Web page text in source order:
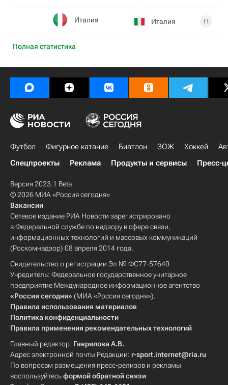
Полная статистика
Италия Италия 11
Футбол Фигурное катание Биатлон ЗОЖ Хоккей
Спецпроекты
Реклама Продукты и сервисы Пресс-
Версия 2023.1 Beta
© 2026 МИА «Россия сегодня»
Вакансии
Сетевое издание РИА Новости зарегистрировано
в Федеральной службе по надзору в сфере связи,
информационных технологий и массовых коммуникаций
(Роскомнадзор) 08 апреля 2014 года.
Свидетельство о регистрации Эл № ФС77-57640
Учредитель: Федеральное государственное унитарное
предприятие Международное информационное агентство
«Россия сегодня» (МИА «Россия сегодня»).
Правила использования материалов
Политика конфиденциальности
Правила применения рекомендательных технологий
Главный редактор: Гаврилова А.В.
Адрес электронной почты Редакции: r-sport.internet@ria.ru
По вопросам размещения пресс-релизов и рекламы
воспользуйтесьформой обратной связи